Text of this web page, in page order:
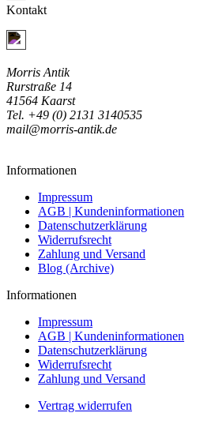
Kontakt
Morris Antik
Rurstraße 14
41564 Kaarst
Tel. +49 (0) 2131 3140535
mail@morris-antik.de
Informationen
Impressum
AGB | Kundeninformationen
Datenschutzerklärung
Widerrufsrecht
Zahlung und Versand
Blog (Archive)
Informationen
Impressum
AGB | Kundeninformationen
Datenschutzerklärung
Widerrufsrecht
Zahlung und Versand
Vertrag widerrufen